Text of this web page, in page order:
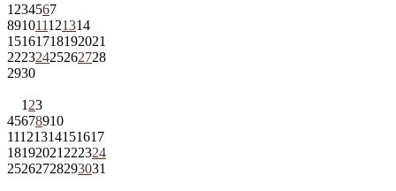
1 234567
891011121314
15161718192021
22232425262728
2930
1 23
45678910
11121314151617
18192021 222324
25262728293031